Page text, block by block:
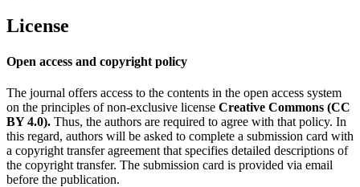
License
Open access and copyright policy
The journal offers access to the contents in the open access system
on the principles of non-exclusive license Creative Commons (CC
BY 4.0). Thus, the authors are required to agree with that policy. In
this regard, authors will be asked to complete a submission card with
a copyright transfer agreement that specifies detailed descriptions of
the copyright transfer. The submission card is provided via email
before the publication.